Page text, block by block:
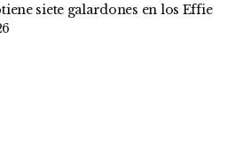
siete galardones en los Effie